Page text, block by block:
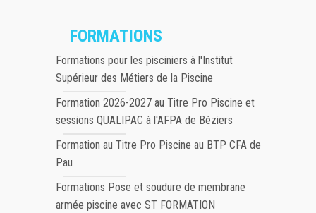
FORMATIONS
Formations pour les pisciniers à l'Institut
Supérieur des Métiers de la Piscine
Formation 2026-2027 au Titre Pro Piscine et
sessions QUALIPAC à l'AFPA de Béziers
Formation au Titre Pro Piscine au BTP CFA de
Pau
Formations Pose et soudure de membrane
armée piscine avec ST FORMATION